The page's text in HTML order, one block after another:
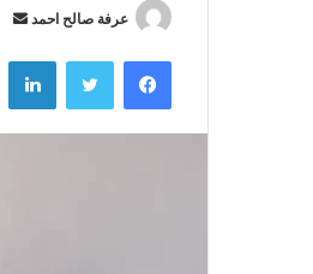
عرفة صالح احمد
ل
ب
فيسبوك